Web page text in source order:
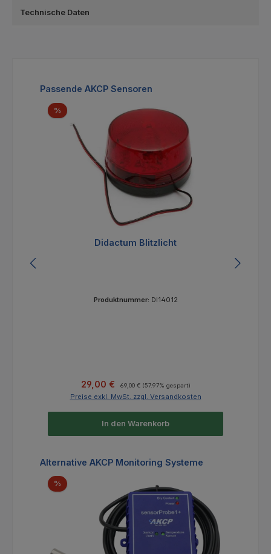
Technische Daten
Produktgalerie überspringen
Passende AKCP Sensoren
%Rabatt
Didactum Blitzlicht
Produktnummer: DI14012
Verkaufspreis:
29,00 € 69,00 € (57.97% gespart)
Preise exkl. MwSt. zzgl. Versandkosten
In den Warenkorb
Produktgalerie überspringen
Alternative AKCP Monitoring Systeme
%Rabatt